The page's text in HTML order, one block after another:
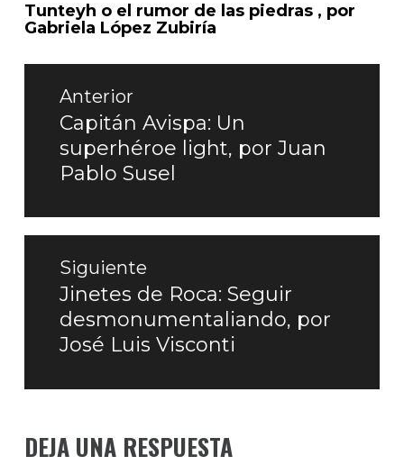
Tunteyh o el rumor de las piedras , por
Gabriela López Zubiría
Navegación
entradas
Anterior
Entrada
anterior:
Capitán Avispa: Un
superhéroe light, por Juan
Pablo Susel
Siguiente
Entrada
siguiente:
Jinetes de Roca: Seguir
desmonumentaliando, por
José Luis Visconti
DEJA UNA RESPUESTA